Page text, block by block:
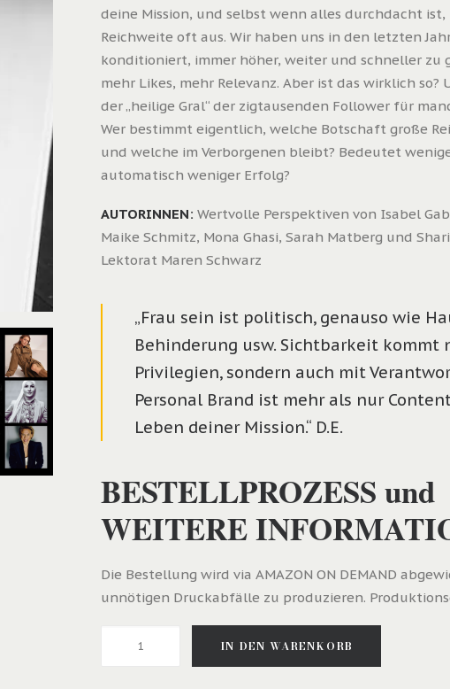
deine Mission, und selbst wenn alles durchdacht
Reichweite oft aus. Wir haben uns in den letzten
konditioniert, immer höher, weiter und schneller zu
mehr Likes, mehr Relevanz. Aber ist das wirklich so?
der „heilige Gral“ der zigtausenden Follower für
Wer bestimmt eigentlich, welche Botschaft große
und welche im Verborgenen bleibt? Bedeutet
automatisch weniger Erfolg?
AUTORINNEN: Wertvolle Perspektiven von Isabel
Maike Schmitz, Mona Ghasi, Sarah Matberg und
Lektorat Maren Schwarz
„Frau sein ist politisch, genauso wie
Behinderung usw. Sichtbarkeit kommt
Privilegien, sondern auch mit
Personal Brand ist mehr als nur
Leben deiner Mission.“ D.E.
BESTELLPROZESS und
WEITERE
Die Bestellung wird via AMAZON ON DEMAND
unnötigen Druckabfälle zu produzieren.
IN DEN WARENKORB